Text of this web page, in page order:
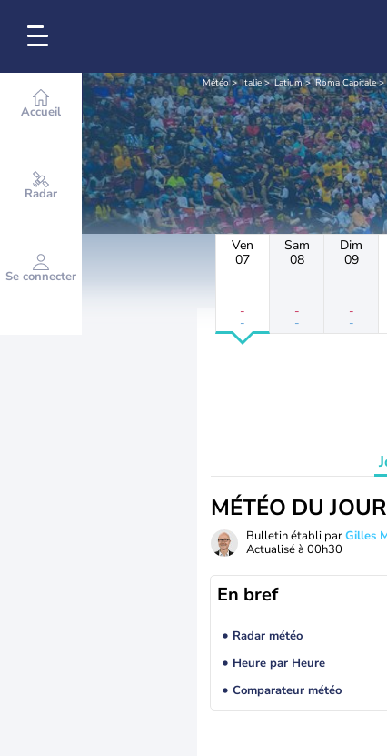
Accueil
Radar
Se connecter
Météo Italie Latium Roma Capitale
Ven
07
-
-
Sam
08
-
-
Dim
09
-
-
MÉTÉO DU JOUR
Bulletin établi parGilles
Actualisé à 00h30
En bref
Radar météo
Heure par Heure
Comparateur météo